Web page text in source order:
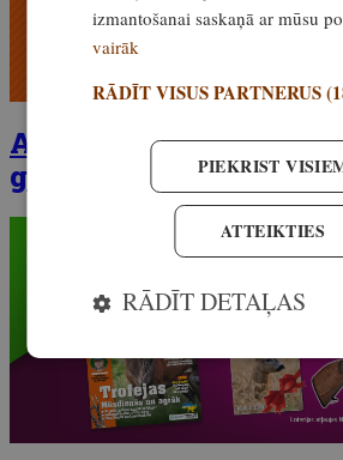
Abonē žurnālu Medības
gadam
izmantošanai saskaņā ar mūsu
vairāk
RĀDĪT VISUS PARTNERUS
PIEKRIST
ATTEIKTIES
RĀDĪT DETAĻAS